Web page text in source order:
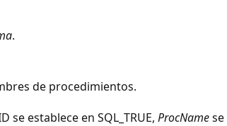
.
de procedimientos.
se establece en SQL_TRUE, ProcNamese